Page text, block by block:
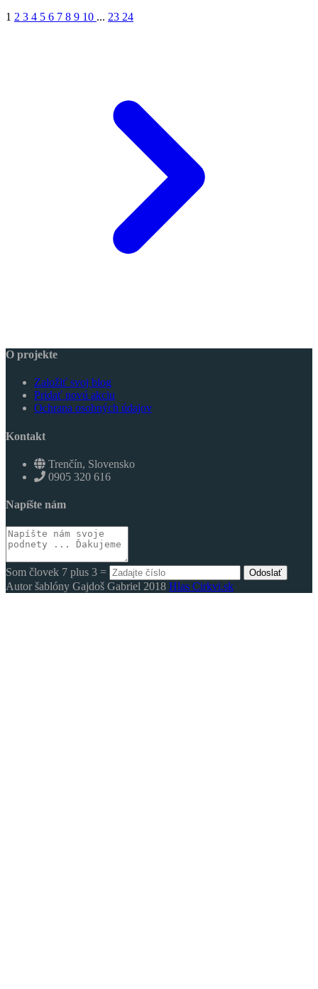
1 2 3 4 5 6 7 8 9 10 ... 23 24
O projekte
Založiť svoj blog
Pridať novú akciu
Ochrana osobných údajov
Kontakt
Trenčín, Slovensko
0905 320 616
Napíšte nám
Som človek 7 plus 3 = Odoslať
Autor šablóny Gajdoš Gabriel 2018 Hlas Cirkvi.sk